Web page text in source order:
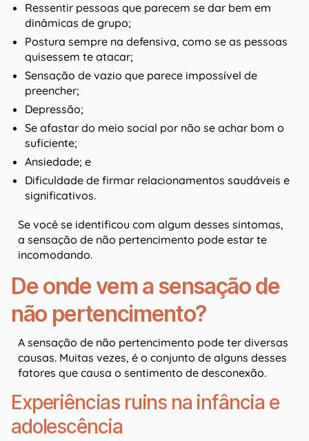
Ressentir pessoas que parecem se dar bem em
dinâmicas de grupo;
Postura sempre na defensiva, como se as pessoas
quisessem te atacar;
Sensação de vazio que parece impossível de
preencher;
Depressão;
Se afastar do meio social por não se achar bom o
suficiente;
Ansiedade; e
Dificuldade de firmar relacionamentos saudáveis e
significativos.
Se você se identificou com algum desses sintomas,
a sensação de não pertencimento pode estar te
incomodando.
De onde vem a sensação de
não pertencimento?
A sensação de não pertencimento pode ter diversas
causas. Muitas vezes, é o conjunto de alguns desses
fatores que causa o sentimento de desconexão.
Experiências ruins na infância e
adolescência